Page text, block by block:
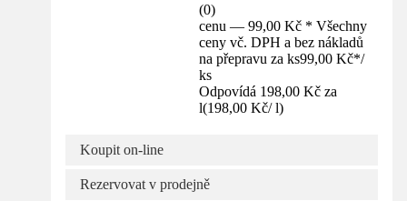
(0)
cenu — 99,00 Kč * Všechny
ceny vč. DPH a bez nákladů
na přepravu za ks99,00 Kč*/
ks
Odpovídá 198,00 Kč za
l(198,00 Kč/ l)
Koupit on-line
Rezervovat v prodejně